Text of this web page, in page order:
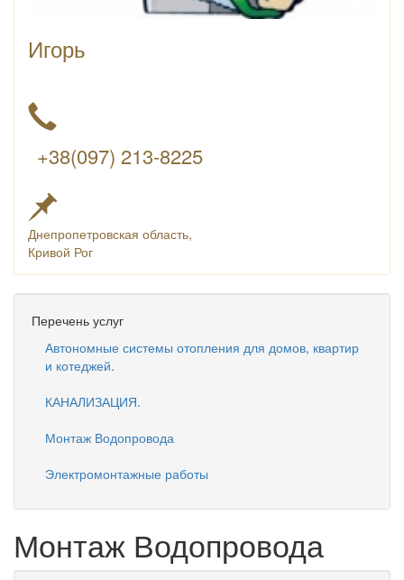
Игорь
+38(097) 213-8225
Днепропетровская область,
Кривой Рог
Перечень услуг
Автономные системы отопления для домов, квартир
и котеджей.
КАНАЛИЗАЦИЯ.
Монтаж Водопровода
Электромонтажные работы
Монтаж Водопровода